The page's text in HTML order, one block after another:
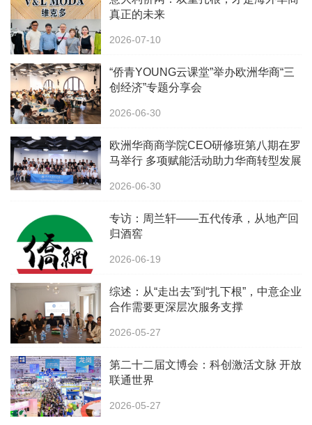
真正的未来
2026-07-10
“侨青YOUNG云课堂”举办欧洲华商“三
创经济”专题分享会
2026-06-30
欧洲华商商学院CEO研修班第八期在罗
马举行 多项赋能活动助力华商转型发展
2026-06-30
专访：周兰轩——五代传承，从地产回
归酒窖
2026-06-19
综述：从“走出去”到“扎下根”，中意企业
合作需要更深层次服务支撑
2026-05-27
第二十二届文博会：科创激活文脉 开放
联通世界
2026-05-27